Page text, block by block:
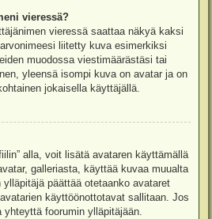
vieressä?
vieressä saattaa näkyä kaksi
liitetty kuva esimerkiksi
muodossa viestimäärästäsi tai
yleensä isompi kuva on avatar ja on
jokaisella käyttäjällä.
alla, voit lisätä avataren käyttämällä
galleriasta, käyttää kuvaa muualta
päättää otetaanko avataret
käyttöönottotavat sallitaan. Jos
foorumin ylläpitäjään.